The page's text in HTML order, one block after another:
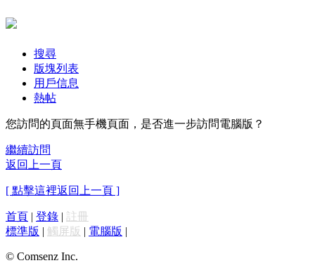
搜尋
版塊列表
用戶信息
熱帖
您訪問的頁面無手機頁面，是否進一步訪問電腦版？
繼續訪問
返回上一頁
[ 點擊這裡返回上一頁 ]
首頁 | 登錄 | 註冊
標準版 | 觸屏版 | 電腦版 |
© Comsenz Inc.